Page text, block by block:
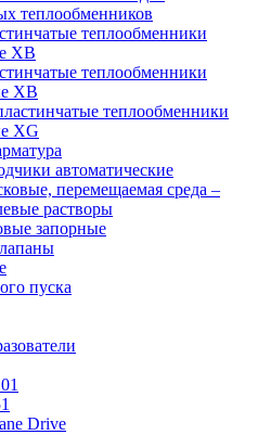
теплообменников
теплообменники
XB
теплообменники
ХВ
теплообменники
ХG
автоматические
перемещаемая среда –
растворы
запорные
пуска
Drive